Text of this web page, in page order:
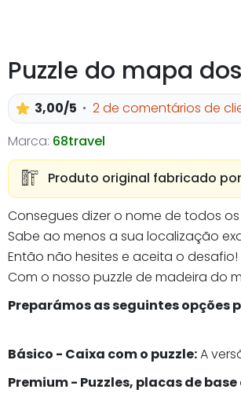
Puzzle do mapa
3,00/5
2 de comentários de
Marca: 68travel
Produto original fabricado
Consegues dizer o nome de todos os
Sabe ao menos a sua localização
Então não hesites e aceita o desafio!
Com o nosso puzzle de madeira do
Preparámos as seguintes opções
Básico - Caixa com o puzzle:A
Premium - Puzzles, placas de